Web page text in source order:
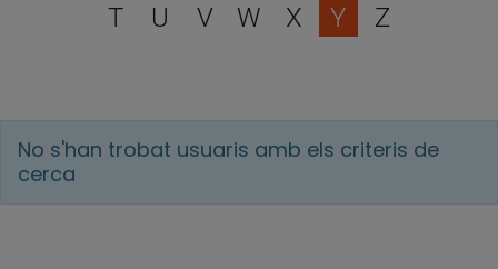
T
U V W X Y Z
No s'han trobat usuaris amb els criteris de
cerca